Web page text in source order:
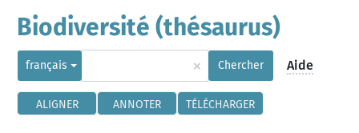
Biodiversité (thésaurus)
français × Chercher Aide
ALIGNER ANNOTER TÉLÉCHARGER